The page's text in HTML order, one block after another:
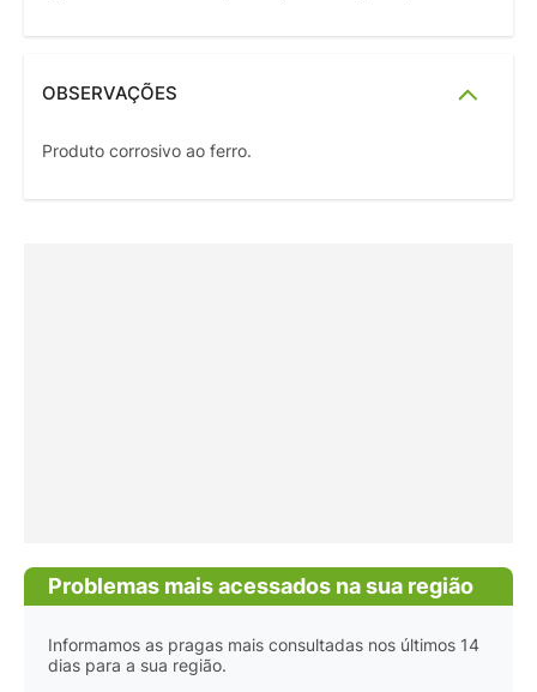
OBSERVAÇÕES
Produto corrosivo ao ferro.
Problemas mais acessados na sua região
Informamos as pragas mais consultadas nos últimos 14
dias para a sua região.